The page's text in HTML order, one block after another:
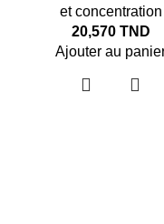
et concentration
20,570 TND
Ajouter au